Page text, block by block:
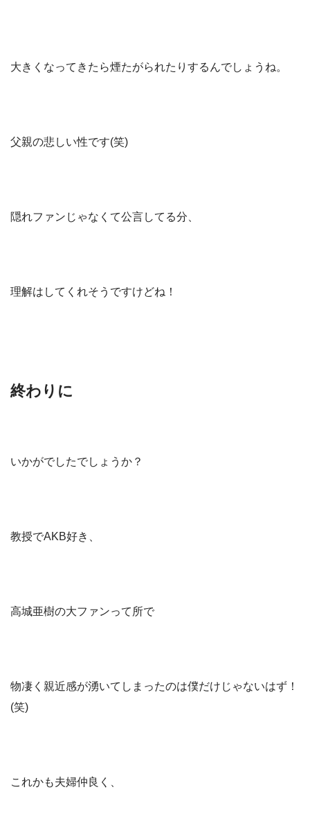
大きくなってきたら煙たがられたりするんでしょうね。
父親の悲しい性です(笑)
隠れファンじゃなくて公言してる分、
理解はしてくれそうですけどね！
終わりに
いかがでしたでしょうか？
教授でAKB好き、
高城亜樹の大ファンって所で
物凄く親近感が湧いてしまったのは僕だけじゃないはず！
(笑)
これかも夫婦仲良く、